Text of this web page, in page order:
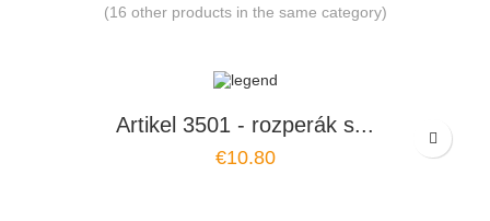
(16 other products in the same category)
Artikel 3501 - rozperák s...
€10.80